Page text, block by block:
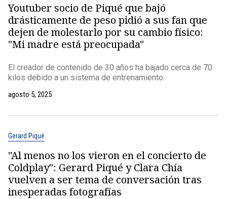
Youtuber socio de Piqué que bajó
drásticamente de peso pidió a sus fan que
dejen de molestarlo por su cambio físico:
"Mi madre está preocupada"
El creador de contenido de 30 años ha bajado cerca de 70
kilos debido a un sistema de entrenamiento.
agosto 5, 2025
Gerard Piqué
"Al menos no los vieron en el concierto de
Coldplay": Gerard Piqué y Clara Chía
vuelven a ser tema de conversación tras
inesperadas fotografías